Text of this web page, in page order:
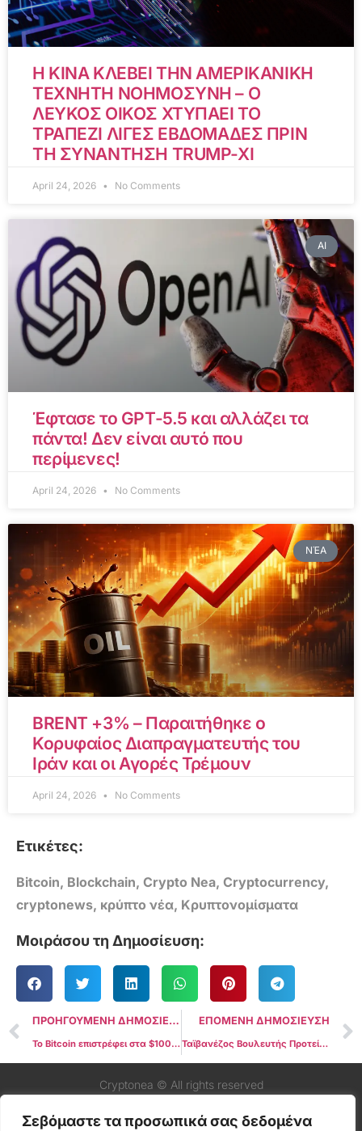
Σεβόμαστε τα προσωπικά σας δεδομένα
Η ΚΙΝΑ ΚΛΕΒΕΙ ΤΗΝ ΑΜΕΡΙΚΑΝΙΚΗ
ΤΕΧΝΗΤΗ ΝΟΗΜΟΣΥΝΗ – Ο
ΛΕΥΚΟΣ ΟΙΚΟΣ ΧΤΥΠΑΕΙ ΤΟ
ΤΡΑΠΕΖΙ ΛΙΓΕΣ ΕΒΔΟΜΑΔΕΣ ΠΡΙΝ
ΤΗ ΣΥΝΑΝΤΗΣΗ TRUMP-XI
April 24, 2026 No Comments
AI
Έφτασε το GPT-5.5 και αλλάζει τα
πάντα! Δεν είναι αυτό που
περίμενες!
April 24, 2026 No Comments
ΝΈΑ
BRENT +3% – Παραιτήθηκε ο
Κορυφαίος Διαπραγματευτής του
Ιράν και οι Αγορές Τρέμουν
April 24, 2026 No Comments
Ετικέτες:
Bitcoin, Blockchain, Crypto Nea, Cryptocurrency,
cryptonews, κρύπτο νέα, Κρυπτονομίσματα
Μοιράσου τη Δημοσίευση:
ΠΡΟΗΓΟΥΜΕΝΗ ΔΗΜΟΣΙΕΥΣΗ
Το Bitcoin επιστρέφει στα $100.000 καθώς η Fed διατηρεί τα επιτόκια σταθερά, παρά την πίεση του Trump
ΕΠΟΜΕΝΗ ΔΗΜΟΣΙΕΥΣΗ
Ταϊβανέζος Βουλευτής Προτείνει την Ένταξη του Bitcoin στα Εθνικά Αποθέματα
Cryptonea © All rights reserved